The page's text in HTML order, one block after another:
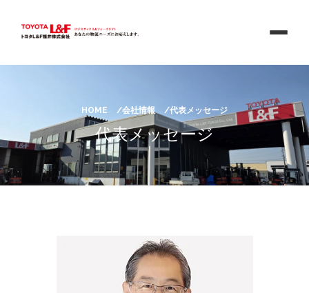
HOME 会社情報 代表メッセージ
代表メッセージ